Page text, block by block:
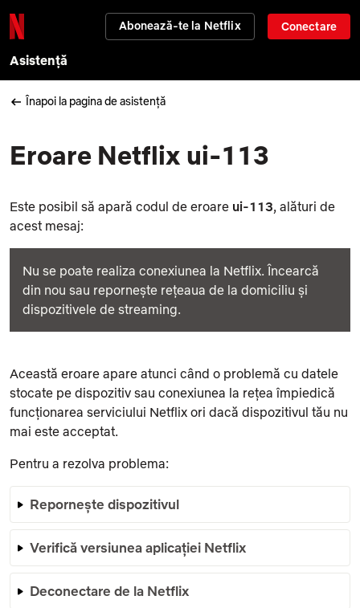
Abonează-te la Netflix Conectare
Asistență
Înapoi la pagina de asistență
Eroare Netflix ui-113
Este posibil să apară codul de eroare ui-113, alături de
acest mesaj:
Nu se poate realiza conexiunea la Netflix. Încearcă
din nou sau repornește rețeaua de la domiciliu și
dispozitivele de streaming.
Această eroare apare atunci când o problemă cu datele
stocate pe dispozitiv sau conexiunea la rețea împiedică
funcționarea serviciului Netflix ori dacă dispozitivul tău nu
mai este acceptat.
Pentru a rezolva problema:
Repornește dispozitivul
Verifică versiunea aplicației Netflix
Deconectare de la Netflix